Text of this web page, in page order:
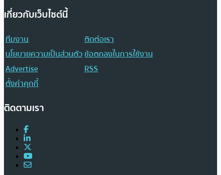
เกี่ยวกับเว็บไซต์นี้
ทีมงาน
ติดต่อเรา
นโยบายความเป็นส่วนตัวข้อตกลงในการใช้งาน
Advertise
RSS
ตั้งค่าคุกกี้
ติดตามเรา